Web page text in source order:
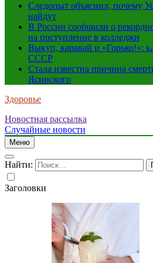
Следопыт объяснил, почему
найдут
В России сообщили о
на поступление в колледжи
Выкуп, каравай и «Горько!»:
СССР
Стала известна причина
Ясинского
Здоровье
Новостная рассылка
Случайные новости
Меню
Найти:
Заголовки